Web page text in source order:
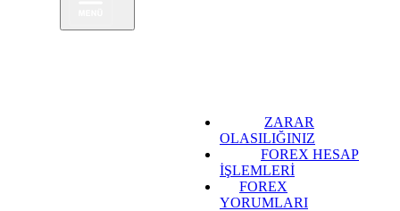
ZARAR
OLASILIĞINIZ
FOREX HESAP
İŞLEMLERİ
FOREX
YORUMLARI